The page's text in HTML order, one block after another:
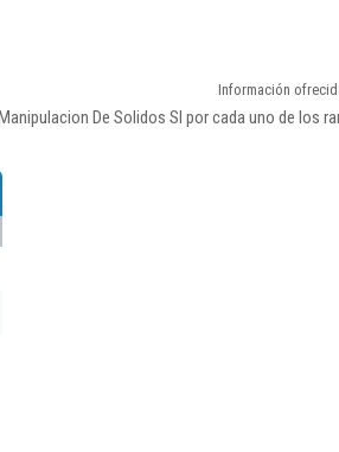
Información
De Solidos Sl por cada uno de los